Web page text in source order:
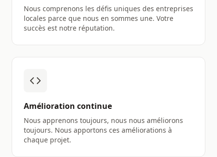
Nous comprenons les défis uniques des entreprises
locales parce que nous en sommes une. Votre
succès est notre réputation.
Amélioration continue
Nous apprenons toujours, nous nous améliorons
toujours. Nous apportons ces améliorations à
chaque projet.